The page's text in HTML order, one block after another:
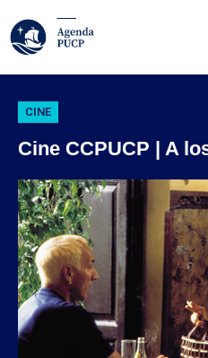
CINE
Cine CCPUCP | A